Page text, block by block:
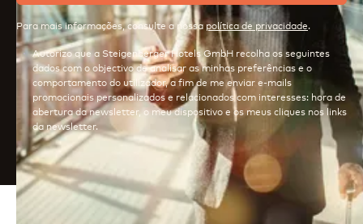
Para mais informações, consulte a nossa política de privacidade.
Autorizo que a Steigenberger Hotels GmbH recolha os seguintes
dados com o objectivo de analisar as minhas preferências e o
comportamento do utilizador, a fim de me enviar e-mails
promocionais personalizados e relacionados com interesses: hora de
abertura da newsletter, o meu dispositivo e os meus cliques nos links
da newsletter.